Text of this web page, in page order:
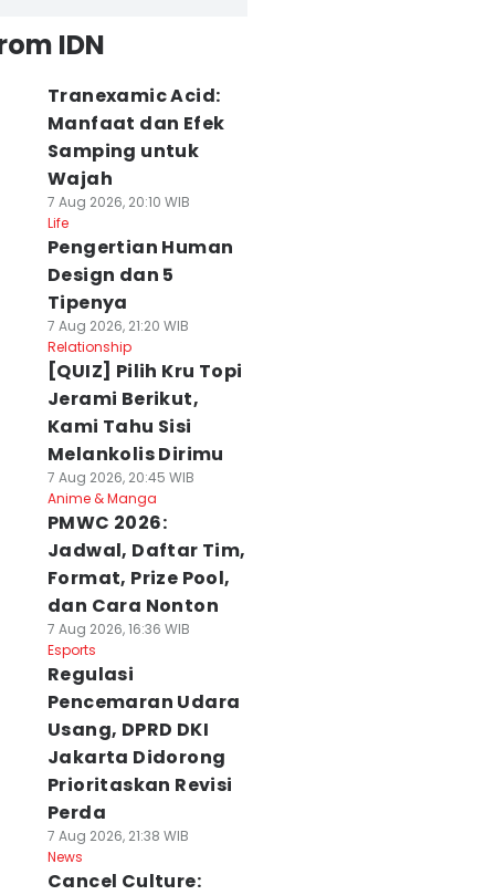
IDN
Tranexamic Acid:
Manfaat dan Efek
Samping untuk
Wajah
7 Aug 2026, 20:10 WIB
Life
Pengertian Human
Design dan 5
Tipenya
7 Aug 2026, 21:20 WIB
Relationship
[QUIZ] Pilih Kru Topi
Jerami Berikut,
Kami Tahu Sisi
Melankolis Dirimu
7 Aug 2026, 20:45 WIB
Anime & Manga
PMWC 2026:
Jadwal, Daftar Tim,
Format, Prize Pool,
dan Cara Nonton
7 Aug 2026, 16:36 WIB
Esports
Regulasi
Pencemaran Udara
Usang, DPRD DKI
Jakarta Didorong
Prioritaskan Revisi
Perda
7 Aug 2026, 21:38 WIB
News
Cancel Culture: